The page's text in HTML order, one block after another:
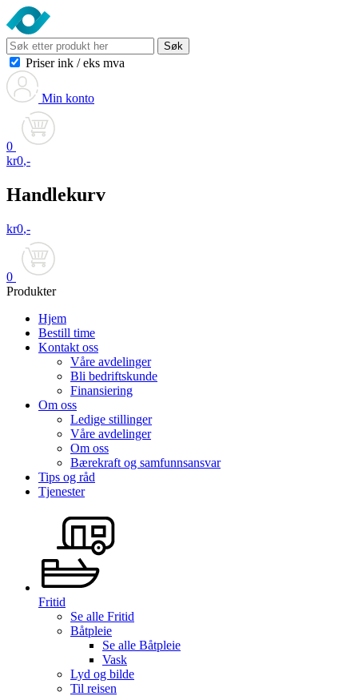
Søk
Priser ink / eks mva
Min konto
0
kr0,-
Handlekurv
kr0,-
0
Produkter
Hjem
Bestill time
Kontakt oss
Våre avdelinger
Bli bedriftskunde
Finansiering
Om oss
Ledige stillinger
Våre avdelinger
Om oss
Bærekraft og samfunnsansvar
Tips og råd
Tjenester
Fritid
Se alle Fritid
Båtpleie
Se alle Båtpleie
Vask
Lyd og bilde
Til reisen